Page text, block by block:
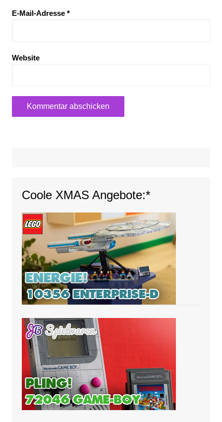
E-Mail-Adresse *
Website
Coole XMAS Angebote:*